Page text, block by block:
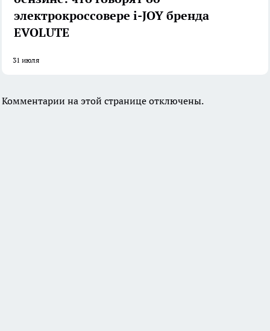
электрокроссовере i-JOY бренда
EVOLUTE
31 июля
Комментарии на этой странице отключены.